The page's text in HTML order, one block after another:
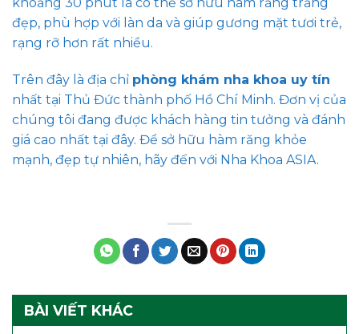
đẹp, phù hợp với làn da và giúp gương mặt tươi trẻ,
rạng rỡ hơn rất nhiều.
Trên đây là địa chỉ phòng khám nha khoa uy tín
nhất tại Thủ Đức thành phố Hồ Chí Minh. Đơn vị của
chúng tôi đang được khách hàng tin tưởng và đánh
giá cao nhất tại đây. Để sở hữu hàm răng khỏe
mạnh, đẹp tự nhiên, hãy đến với Nha Khoa ASIA.
BÀI VIẾT KHÁC